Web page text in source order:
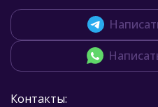
Контакты: